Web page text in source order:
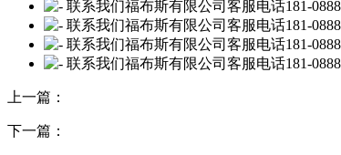
上一篇：
下一篇：